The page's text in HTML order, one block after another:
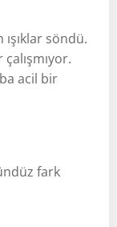
söndü.
acil bir
fark